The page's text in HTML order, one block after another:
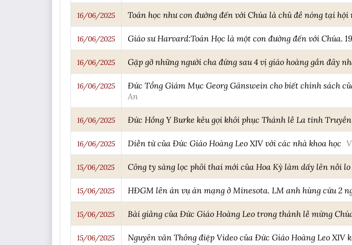
16/06/2025 Toán học như con đường đến với Chúa là chủ đề nóng tại
16/06/2025 Giáo sư Harvard:Toán Học là một con đường đến với Chúa.
16/06/2025 Gặp gỡ những người cha đứng sau 4 vị giáo hoàng gần đây
16/06/2025 Đức Tổng Giám Mục Georg Gänswein cho biết chính sách
An
16/06/2025 Đức Hồng Y Burke kêu gọi khôi phục Thánh lễ La tinh
16/06/2025 Diễn từ của Đức Giáo Hoàng Leo XIV với các nhà khoa học
15/06/2025 Công ty sàng lọc phôi thai mới của Hoa Kỳ làm dấy lên nỗi
15/06/2025 HĐGM lên án vụ án mạng ở Minesota. LM anh hùng cứu 2
15/06/2025 Bài giảng của Đức Giáo Hoàng Leo trong thánh lễ mừng
15/06/2025
Nguyên văn Thông điệp Video của Đức Giáo Hoàng Leo